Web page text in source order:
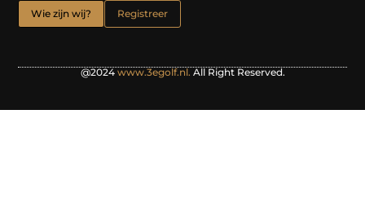
Wie zijn wij? Registreer
@2024 www.3egolf.nl. All Right Reserved.